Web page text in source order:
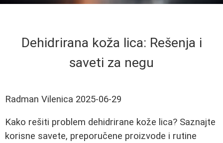
Dehidrirana koža lica: Rešenja i
saveti za negu
Radman Vilenica 2025-06-29
Kako rešiti problem dehidrirane kože lica? Saznajte
korisne savete, preporučene proizvode i rutine